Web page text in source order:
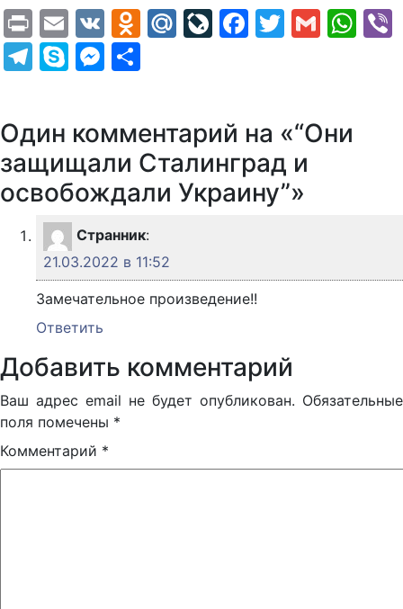
PrintEmail
VK Odnoklassniki
Mail.Ru
LiveJournal
Facebook
Twitter
Gmail
Telegram
SkypeMessenger
Один комментарий на «“Они
защищали Сталинград и
освобождали Украину”»
Странник:
21.03.2022 в 11:52
Замечательное произведение!!
Ответить
Добавить комментарий
Ваш адрес email не будет опубликован. Обязательные
поля помечены *
Комментарий *